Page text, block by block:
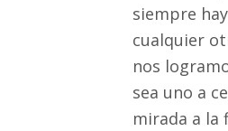
siempre
cualquier
nos
sea uno a
mirada a la